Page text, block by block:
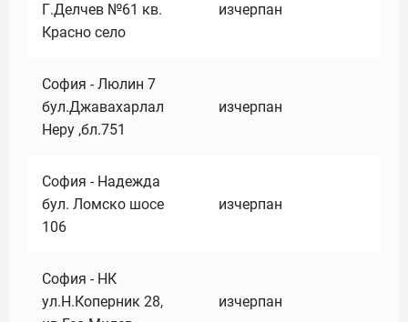
Г.Делчев №61 кв.
Красно село
изчерпан
София - Люлин 7
бул.Джавахарлал
Неру ,бл.751
изчерпан
София - Надежда
бул. Ломско шосе
106
изчерпан
София - НК
ул.Н.Коперник 28,
изчерпан